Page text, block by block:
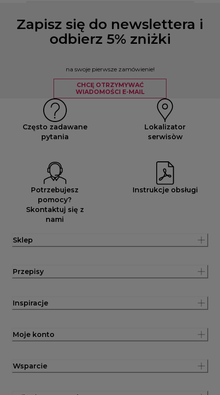
Zapisz się do newslettera i
odbierz 5% zniżki
na swoje pierwsze zamówienie!
CHCĘ OTRZYMYWAĆ
WIADOMOŚCI E-MAIL
Często zadawane
pytania
Lokalizator
serwisòw
Potrzebujesz
pomocy?
Skontaktuj się z
nami
Instrukcje obsługi
Sklep
Przepisy
Inspiracje
Moje konto
Wsparcie